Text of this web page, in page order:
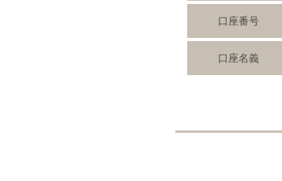
口座番号
口座名義